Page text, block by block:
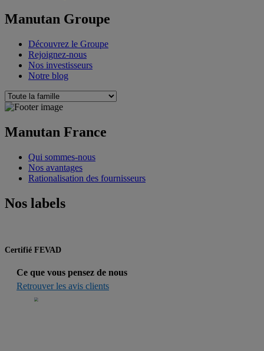
Manutan Groupe
Découvrez le Groupe
Rejoignez-nous
Nos investisseurs
Notre blog
Manutan France
Qui sommes-nous
Nos avantages
Rationalisation des fournisseurs
Nos labels
Certifié FEVAD
Ce que vous pensez de nous
Retrouver les avis clients